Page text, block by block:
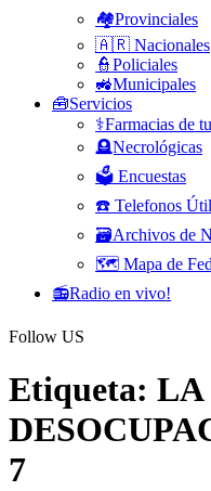
🏘️Provinciales
🇦🇷 Nacionales
👮Policiales
🚜Municipales
🧰Servicios
⚕️Farmacias de
🪦Necrológicas
🗳️ Encuestas
☎️ Telefonos
🗃️Archivos de
🗺️ Mapa de
📻Radio en vivo!
Follow US
Etiqueta: LA
7